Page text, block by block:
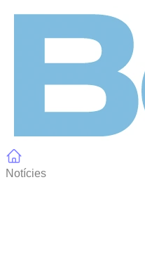
Notícies